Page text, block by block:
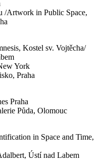
/Artwork in Public Space,
Kostel sv. Vojtěcha/
York
Praha
Praha
Půda, Olomouc
in Space and Time,
Ústí nad Labem